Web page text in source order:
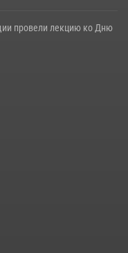
провели лекцию ко Дню